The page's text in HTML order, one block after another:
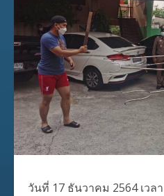
วันที่ 17 ธันวาคม 2564 เวล